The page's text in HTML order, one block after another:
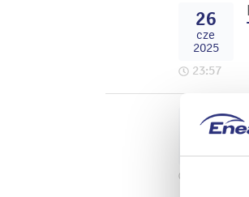
26
cze
2025
23:57
26
cze
2025